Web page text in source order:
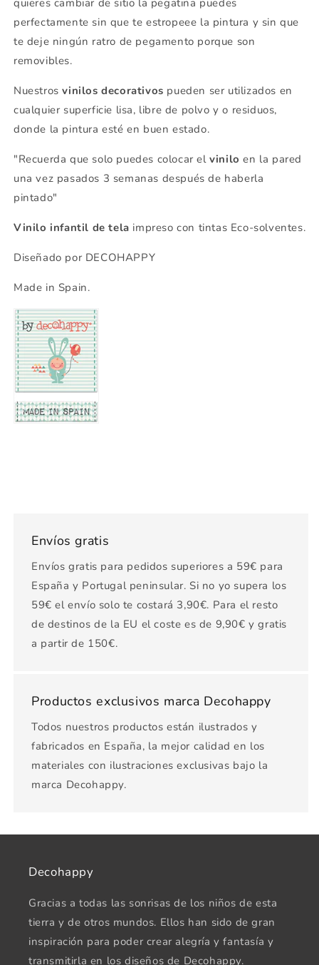
quieres cambiar de sitio la pegatina puedes
perfectamente sin que te estropeee la pintura y sin que
te deje ningún ratro de pegamento porque son
removibles.
Nuestrosvinilos decorativos pueden ser utilizados en
cualquier superficie lisa, libre de polvo y o residuos,
donde la pintura esté en buen estado.
"Recuerda que solo puedes colocar elvinilo en la pared
una vez pasados 3 semanas después de haberla
pintado"
Vinilo infantil de tela impreso con tintas Eco-solventes.
Diseñado por DECOHAPPY
Made in Spain.
Envíos gratis
Envíos gratis para pedidos superiores a 59€ para
España y Portugal peninsular. Si no yo supera los
59€ el envío solo te costará 3,90€. Para el resto
de destinos de la EU el coste es de 9,90€ y gratis
a partir de 150€.
Productos exclusivos marca Decohappy
Todos nuestros productos están ilustrados y
fabricados en España, la mejor calidad en los
materiales con ilustraciones exclusivas bajo la
marca Decohappy.
Decohappy
Gracias a todas las sonrisas de los niños de esta
tierra y de otros mundos. Ellos han sido de gran
inspiración para poder crear alegría y fantasía y
transmitirla en los diseños de Decohappy.